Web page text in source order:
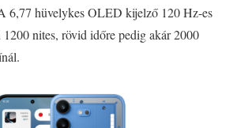
6,77 hüvelykes OLED kijelző 120 Hz-es
nites, rövid időre pedig akár 2000